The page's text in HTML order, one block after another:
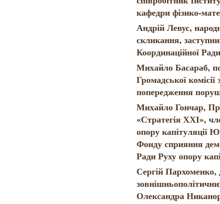
кафедри фізико-
Андрій Левус,
скликання,
Координаційної
Михайло Басараб,
Громадської
попередження
Михайло Гончар,
«Стратегія ХХІ»,
опору капітуляції
Фонду сприяння
Ради Руху опору
Сергій
Олександра